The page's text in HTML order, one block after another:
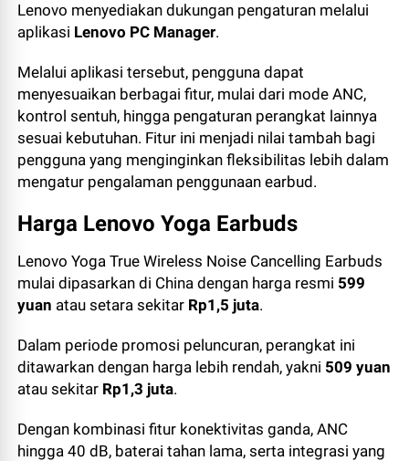
Lenovo menyediakan dukungan pengaturan melalui
aplikasi Lenovo PC Manager.
Melalui aplikasi tersebut, pengguna dapat
menyesuaikan berbagai fitur, mulai dari mode ANC,
kontrol sentuh, hingga pengaturan perangkat lainnya
sesuai kebutuhan. Fitur ini menjadi nilai tambah bagi
pengguna yang menginginkan fleksibilitas lebih dalam
mengatur pengalaman penggunaan earbud.
Harga Lenovo Yoga Earbuds
Lenovo Yoga True Wireless Noise Cancelling Earbuds
mulai dipasarkan di China dengan harga resmi 599
yuan atau setara sekitar Rp1,5 juta.
Dalam periode promosi peluncuran, perangkat ini
ditawarkan dengan harga lebih rendah, yakni 509 yuan
atau sekitar Rp1,3 juta.
Dengan kombinasi fitur konektivitas ganda, ANC
hingga 40 dB, baterai tahan lama, serta integrasi yang